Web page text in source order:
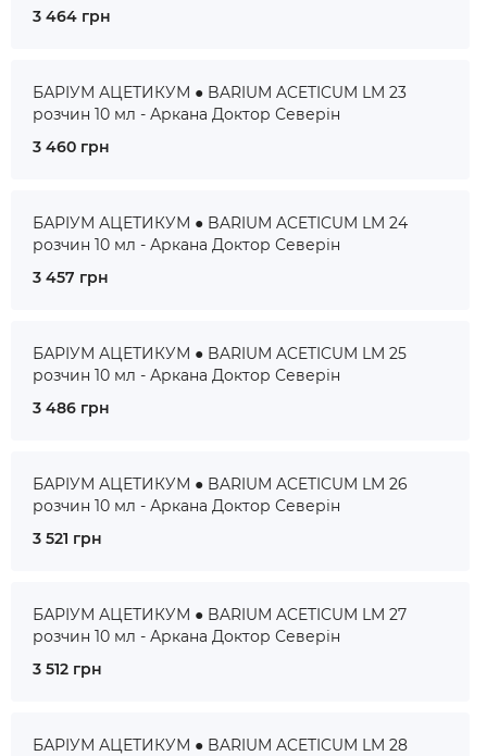
3 464 грн
БАРІУМ АЦЕТИКУМ ● BARIUM ACETICUM LM 23
розчин 10 мл - Аркана Доктор Северін
3 460 грн
БАРІУМ АЦЕТИКУМ ● BARIUM ACETICUM LM 24
розчин 10 мл - Аркана Доктор Северін
3 457 грн
БАРІУМ АЦЕТИКУМ ● BARIUM ACETICUM LM 25
розчин 10 мл - Аркана Доктор Северін
3 486 грн
БАРІУМ АЦЕТИКУМ ● BARIUM ACETICUM LM 26
розчин 10 мл - Аркана Доктор Северін
3 521 грн
БАРІУМ АЦЕТИКУМ ● BARIUM ACETICUM LM 27
розчин 10 мл - Аркана Доктор Северін
3 512 грн
БАРІУМ АЦЕТИКУМ ● BARIUM ACETICUM LM 28